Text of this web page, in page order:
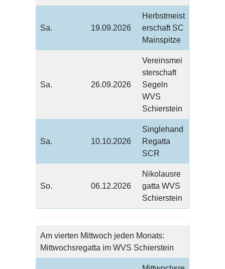
Sa. 19.09.2026
Herbstmeist
erschaft SC
Mainspitze
Sa. 26.09.2026
Vereinsmei
sterschaft
Segeln
WVS
Schierstein
Sa. 10.10.2026
Singlehand
Regatta
SCR
So. 06.12.2026
Nikolausre
gatta WVS
Schierstein
Am vierten Mittwoch jeden Monats:
Mittwochsregatta im WVS Schierstein